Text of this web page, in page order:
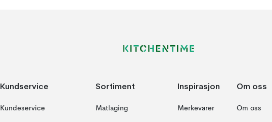
Kundservice
Kundeservice
Sortiment
Matlaging
Inspirasjon
Merkevarer
Om oss
Om oss